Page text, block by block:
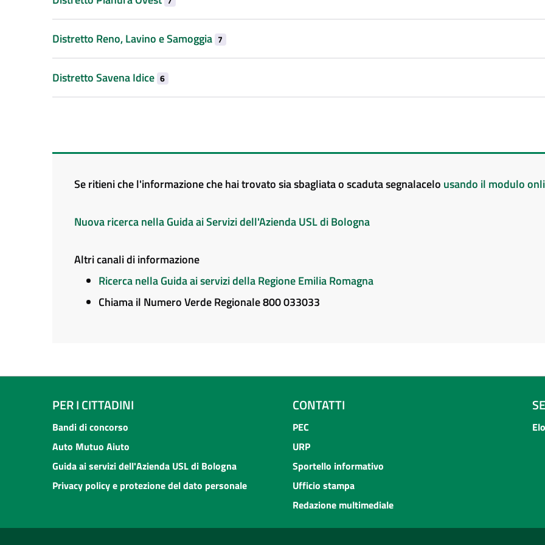
Distretto Reno, Lavino e Samoggia 7
Distretto Savena Idice 6
Se ritieni che l'informazione che hai trovato sia sbagliata o scaduta segnalacelo usando il modulo
Nuova ricerca nella Guida ai Servizi dell'Azienda USL di Bologna
Altri canali di informazione
Ricerca nella Guida ai servizi della Regione Emilia Romagna
Chiama il Numero Verde Regionale 800 033033
PER I CITTADINI
Bandi di concorso
Auto Mutuo Aiuto
Guida ai servizi dell'Azienda USL di Bologna
Privacy policy e protezione del dato personale
CONTATTI
PEC
URP
Sportello informativo
Ufficio stampa
Redazione multimediale